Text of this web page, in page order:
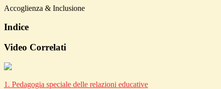
Accoglienza & Inclusione
Indice
Video Correlati
1. Pedagogia speciale delle relazioni educative